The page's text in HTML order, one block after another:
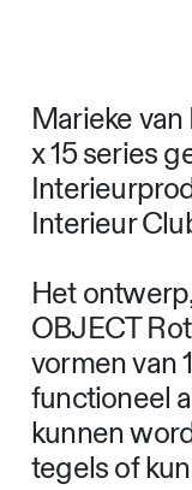
Marieke van
x 15 series
Interieur
Het
OBJECT
vormen van
functioneel
kunnen
tegels of